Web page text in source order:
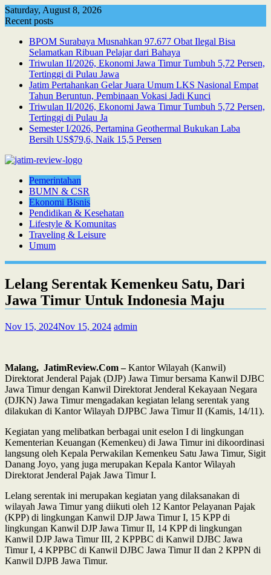
Skip
to
Saturday, August 8, 2026
Recent posts
BPOM Surabaya Musnahkan 97.677 Obat Ilegal Bisa
Selamatkan Ribuan Pelajar dari Bahaya
Triwulan II/2026, Ekonomi Jawa Timur Tumbuh 5,72 Persen,
Tertinggi di Pulau Jawa
Jatim Pertahankan Gelar Juara Umum LKS Nasional Empat
Tahun Beruntun, Pembinaan Vokasi Jadi Kunci
Triwulan II/2026, Ekonomi Jawa Timur Tumbuh 5,72 Persen,
Tertinggi di Pulau Ja
Semester I/2026, Pertamina Geothermal Bukukan Laba
Bersih US$79,6, Naik 15,5 Persen
Pemerintahan
BUMN & CSR
Ekonomi Bisnis
Pendidikan & Kesehatan
Lifestyle & Komunitas
Traveling & Leisure
Umum
Lelang Serentak Kemenkeu Satu, Dari
Jawa Timur Untuk Indonesia Maju
Nov 15, 2024Nov 15, 2024 admin
Malang, JatimReview.Com – Kantor Wilayah (Kanwil)
Direktorat Jenderal Pajak (DJP) Jawa Timur bersama Kanwil DJBC
Jawa Timur dengan Kanwil Direktorat Jenderal Kekayaan Negara
(DJKN) Jawa Timur mengadakan kegiatan lelang serentak yang
dilakukan di Kantor Wilayah DJPBC Jawa Timur II (Kamis, 14/11).
Kegiatan yang melibatkan berbagai unit eselon I di lingkungan
Kementerian Keuangan (Kemenkeu) di Jawa Timur ini dikoordinasi
langsung oleh Kepala Perwakilan Kemenkeu Satu Jawa Timur, Sigit
Danang Joyo, yang juga merupakan Kepala Kantor Wilayah
Direktorat Jenderal Pajak Jawa Timur I.
Lelang serentak ini merupakan kegiatan yang dilaksanakan di
wilayah Jawa Timur yang diikuti oleh 12 Kantor Pelayanan Pajak
(KPP) di lingkungan Kanwil DJP Jawa Timur I, 15 KPP di
lingkungan Kanwil DJP Jawa Timur II, 14 KPP di lingkungan
Kanwil DJP Jawa Timur III, 2 KPPBC di Kanwil DJBC Jawa
Timur I, 4 KPPBC di Kanwil DJBC Jawa Timur II dan 2 KPPN di
Kanwil DJPB Jawa Timur.